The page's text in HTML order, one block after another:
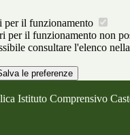
per il funzionamento
per il funzionamento non
consultare l'elenco
le preferenze
Istituto Comprensivo